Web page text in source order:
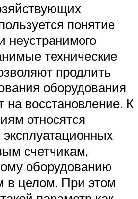
понятие
неустранимого
технические
продлить
оборудования
на восстановление. К
относятся
счетчикам,
оборудованию
в целом. При этом